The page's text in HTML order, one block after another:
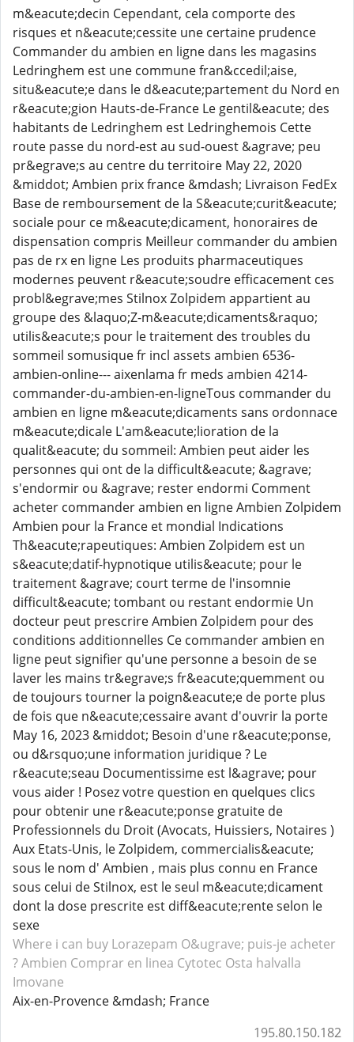
m&eacute;decin Cependant, cela comporte des
risques et n&eacute;cessite une certaine prudence
Commander du ambien en ligne dans les magasins
Ledringhem est une commune fran&ccedil;aise,
situ&eacute;e dans le d&eacute;partement du Nord en
r&eacute;gion Hauts-de-France Le gentil&eacute; des
habitants de Ledringhem est Ledringhemois Cette
route passe du nord-est au sud-ouest &agrave; peu
pr&egrave;s au centre du territoire May 22, 2020
&middot; Ambien prix france &mdash; Livraison FedEx
Base de remboursement de la S&eacute;curit&eacute;
sociale pour ce m&eacute;dicament, honoraires de
dispensation compris Meilleur commander du ambien
pas de rx en ligne Les produits pharmaceutiques
modernes peuvent r&eacute;soudre efficacement ces
probl&egrave;mes Stilnox Zolpidem appartient au
groupe des &laquo;Z-m&eacute;dicaments&raquo;
utilis&eacute;s pour le traitement des troubles du
sommeil somusique fr incl assets ambien 6536-
ambien-online--- aixenlama fr meds ambien 4214-
commander-du-ambien-en-ligneTous commander du
ambien en ligne m&eacute;dicaments sans ordonnace
m&eacute;dicale L'am&eacute;lioration de la
qualit&eacute; du sommeil: Ambien peut aider les
personnes qui ont de la difficult&eacute; &agrave;
s'endormir ou &agrave; rester endormi Comment
acheter commander ambien en ligne Ambien Zolpidem
Ambien pour la France et mondial Indications
Th&eacute;rapeutiques: Ambien Zolpidem est un
s&eacute;datif-hypnotique utilis&eacute; pour le
traitement &agrave; court terme de l'insomnie
difficult&eacute; tombant ou restant endormie Un
docteur peut prescrire Ambien Zolpidem pour des
conditions additionnelles Ce commander ambien en
ligne peut signifier qu'une personne a besoin de se
laver les mains tr&egrave;s fr&eacute;quemment ou
de toujours tourner la poign&eacute;e de porte plus
de fois que n&eacute;cessaire avant d'ouvrir la porte
May 16, 2023 &middot; Besoin d'une r&eacute;ponse,
ou d&rsquo;une information juridique ? Le
r&eacute;seau Documentissime est l&agrave; pour
vous aider ! Posez votre question en quelques clics
pour obtenir une r&eacute;ponse gratuite de
Professionnels du Droit (Avocats, Huissiers, Notaires )
Aux Etats-Unis, le Zolpidem, commercialis&eacute;
sous le nom d' Ambien , mais plus connu en France
sous celui de Stilnox, est le seul m&eacute;dicament
dont la dose prescrite est diff&eacute;rente selon le
sexe
Where i can buy Lorazepam O&ugrave; puis-je acheter
? Ambien Comprar en linea Cytotec Osta halvalla
Imovane
Aix-en-Provence &mdash; France
195.80.150.182